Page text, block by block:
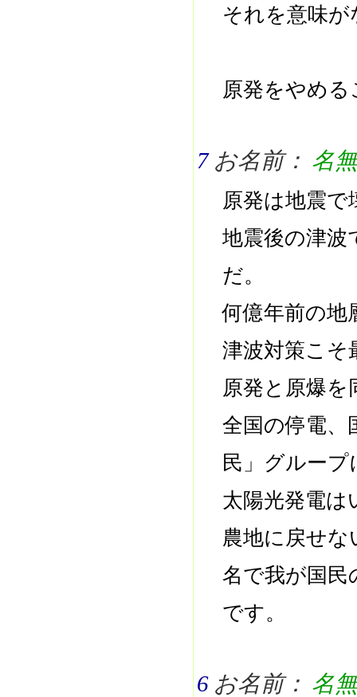
それを意味
原発をやめ
7 お名前： 名
原発は地震
地震後の津波
だ。
何億年前の地
津波対策こそ
原発と原爆
全国の停電、
民」グルー
太陽光発電は
農地に戻せな
名で我が国民
です。
6 お名前： 名